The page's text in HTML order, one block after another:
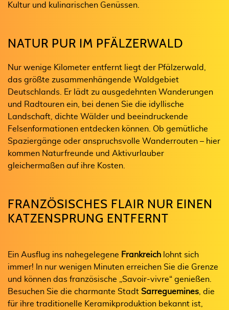
Kultur und kulinarischen Genüssen.
NATUR PUR IM PFÄLZERWALD
Nur wenige Kilometer entfernt liegt der Pfälzerwald,
das größte zusammenhängende Waldgebiet
Deutschlands. Er lädt zu ausgedehnten Wanderungen
und Radtouren ein, bei denen Sie die idyllische
Landschaft, dichte Wälder und beeindruckende
Felsenformationen entdecken können. Ob gemütliche
Spaziergänge oder anspruchsvolle Wanderrouten – hier
kommen Naturfreunde und Aktivurlauber
gleichermaßen auf ihre Kosten.
FRANZÖSISCHES FLAIR NUR EINEN
KATZENSPRUNG ENTFERNT
Ein Ausflug ins nahegelegene Frankreich lohnt sich
immer! In nur wenigen Minuten erreichen Sie die Grenze
und können das französische „Savoir-vivre“ genießen.
Besuchen Sie die charmante Stadt Sarreguemines , die
für ihre traditionelle Keramikproduktion bekannt ist,